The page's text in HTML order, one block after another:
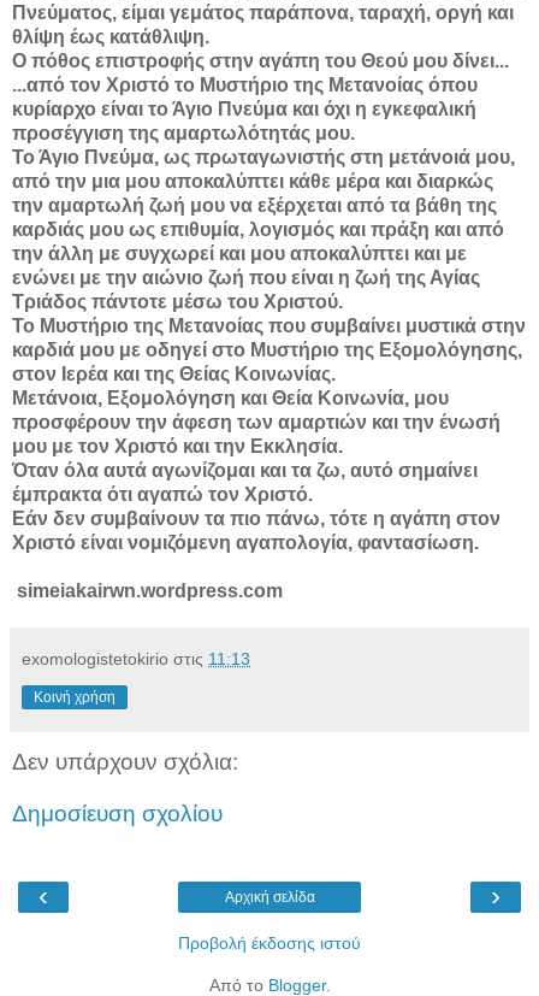
Πνεύματος, είμαι γεμάτος παράπονα, ταραχή, οργή και
θλίψη έως κατάθλιψη.
Ο πόθος επιστροφής στην αγάπη του Θεού μου δίνει...
...από τον Χριστό το Μυστήριο της Μετανοίας όπου
κυρίαρχο είναι το Άγιο Πνεύμα και όχι η εγκεφαλική
προσέγγιση της αμαρτωλότητάς μου.
Το Άγιο Πνεύμα, ως πρωταγωνιστής στη μετάνοιά μου,
από την μια μου αποκαλύπτει κάθε μέρα και διαρκώς
την αμαρτωλή ζωή μου να εξέρχεται από τα βάθη της
καρδιάς μου ως επιθυμία, λογισμός και πράξη και από
την άλλη με συγχωρεί και μου αποκαλύπτει και με
ενώνει με την αιώνιο ζωή που είναι η ζωή της Αγίας
Τριάδος πάντοτε μέσω του Χριστού.
Το Μυστήριο της Μετανοίας που συμβαίνει μυστικά στην
καρδιά μου με οδηγεί στο Μυστήριο της Εξομολόγησης,
στον Ιερέα και της Θείας Κοινωνίας.
Μετάνοια, Εξομολόγηση και Θεία Κοινωνία, μου
προσφέρουν την άφεση των αμαρτιών και την ένωσή
μου με τον Χριστό και την Εκκλησία.
Όταν όλα αυτά αγωνίζομαι και τα ζω, αυτό σημαίνει
έμπρακτα ότι αγαπώ τον Χριστό.
Εάν δεν συμβαίνουν τα πιο πάνω, τότε η αγάπη στον
Χριστό είναι νομιζόμενη αγαπολογία, φαντασίωση.
simeiakairwn.wordpress.com
exomologistetokirio στις 11:13
Κοινή χρήση
Δεν υπάρχουν σχόλια:
Δημοσίευση σχολίου
‹ ›
Αρχική σελίδα
Προβολή έκδοσης ιστού
Από το Blogger.